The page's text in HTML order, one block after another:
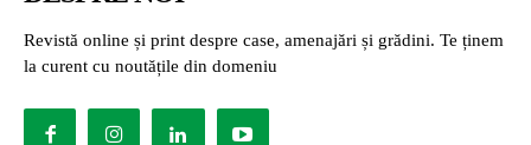
Revistă online și print despre case, amenajări și grădini. Te ținem
la curent cu noutățile din domeniu